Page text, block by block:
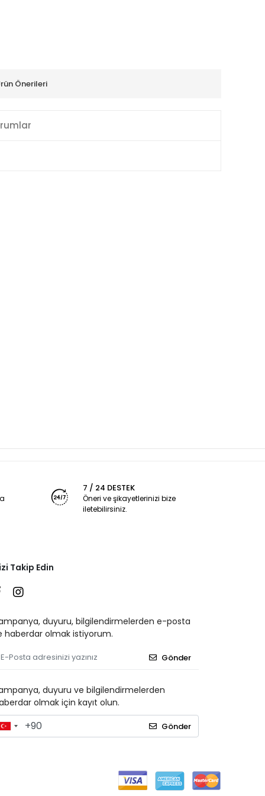
Önerileri
7 / 24 DESTEK
Öneri ve şikayetlerinizi bize
iletebilirsiniz.
Takip Edin
duyuru, bilgilendirmelerden e-posta
haberdar olmak istiyorum.
Gönder
duyuru ve bilgilendirmelerden
olmak için kayıt olun.
Gönder